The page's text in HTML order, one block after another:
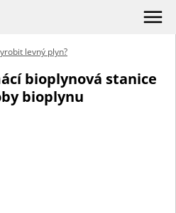
levný plyn?
bioplynová stanice
bioplynu